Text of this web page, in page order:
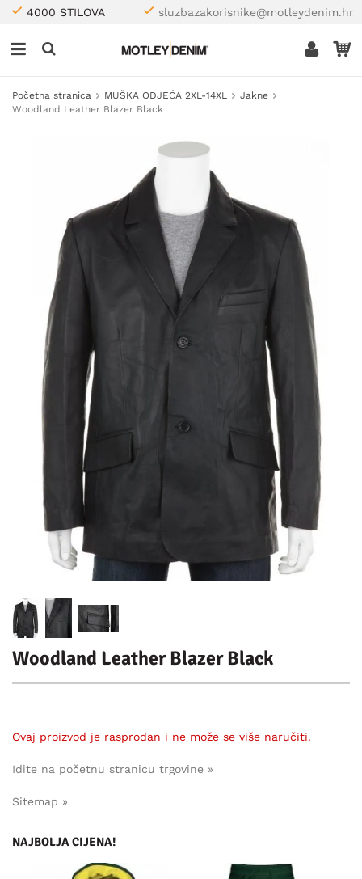
4000 STILOVA sluzbazakorisnike@motleydenim.hr
Početna stranica MUŠKA ODJEĆA 2XL-14XL
Jakne
Woodland Leather Blazer Black
Woodland Leather Blazer Black
Ovaj proizvod je rasprodan i ne može se više naručiti.
Idite na početnu stranicu trgovine »
Sitemap »
NAJBOLJA CIJENA!